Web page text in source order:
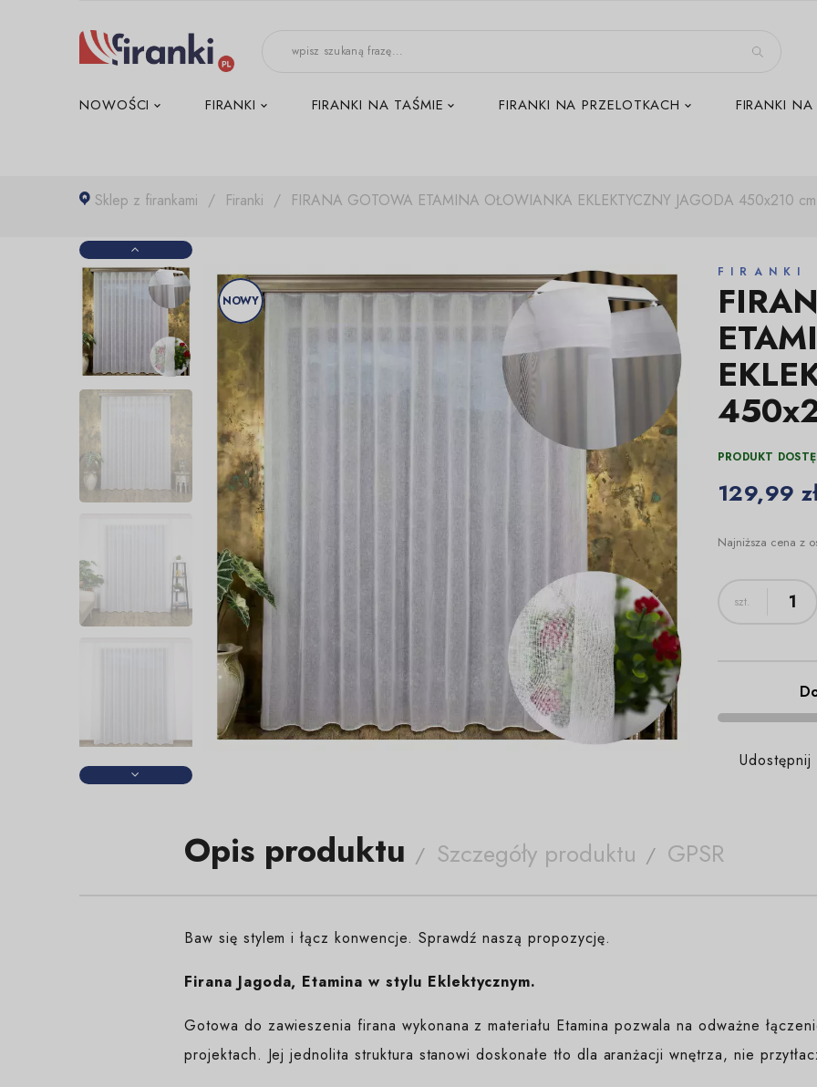
NOWOŚCI FIRANKI FIRANKI NA TAŚMIE FIRANKI NA PRZELOTKACH FIRANKI NA
Sklep z firankami Firanki FIRANA GOTOWA ETAMINA OŁOWIANKA EKLEKTYCZNY JAGODA 450x210
NOWY
FIRANKI
PRODUKT
129,99
Najniższa cena z
Udostępnij
Opis produktu Szczegóły produktu GPSR
Baw się stylem i łącz konwencje. Sprawdź naszą propozycję.
Firana Jagoda, Etamina w stylu Eklektycznym.
Gotowa do zawieszenia firana wykonana z materiału Etamina pozwala na odważne
projektach. Jej jednolita struktura stanowi doskonałe tło dla aranżacji wnętrza, nie